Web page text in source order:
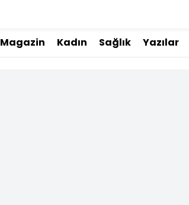
Magazin Kadın Sağlık Yazılar